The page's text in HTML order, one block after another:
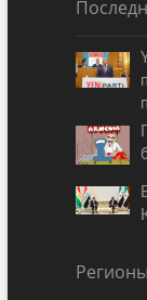
Регионы